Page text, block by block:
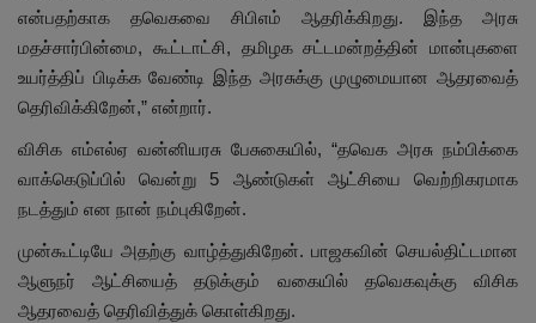
என்பதற்காக தவெகவை சிபிஎம் ஆதரிக்கிறது. இந்த அரசு
மதச்சார்பின்மை, கூட்டாட்சி, தமிழக சட்டமன்றத்தின் மான்புகளை
உயர்த்திப் பிடிக்க வேண்டி இந்த அரசுக்கு முழுமையான ஆதரவைத்
தெரிவிக்கிறேன்,” என்றார்.
விசிக எம்எல்ஏ வன்னியரசு பேசுகையில், “தவெக அரசு நம்பிக்கை
வாக்கெடுப்பில் வென்று 5 ஆண்டுகள் ஆட்சியை வெற்றிகரமாக
நடத்தும் என நான் நம்புகிறேன்.
முன்கூட்டியே அதற்கு வாழ்த்துகிறேன். பாஜகவின் செயல்திட்டமான
ஆளுநர் ஆட்சியைத் தடுக்கும் வகையில் தவெகவுக்கு விசிக
ஆதரவைத் தெரிவித்துக் கொள்கிறது.